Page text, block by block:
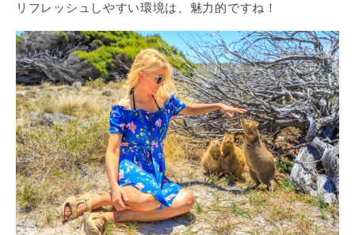
リフレッシュしやすい環境は、魅力的ですね！